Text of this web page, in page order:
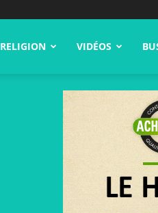
RELIGION VIDÉOS